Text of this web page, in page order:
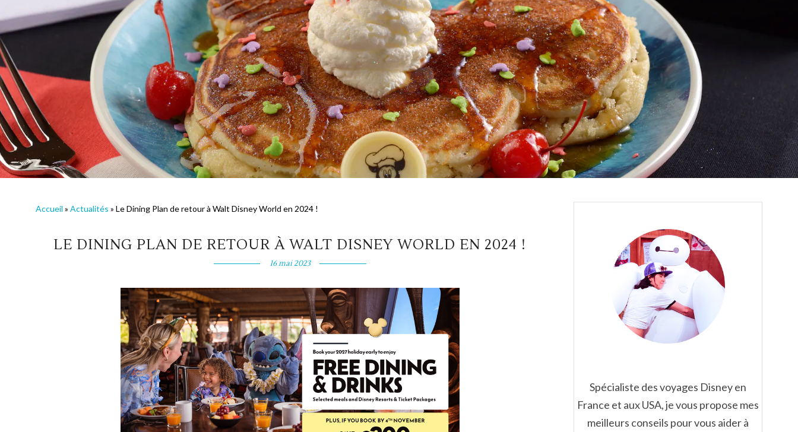
Accueil » Actualités » Le Dining Plan de retour à Walt Disney World en 2024 !
LE DINING PLAN DE RETOUR À WALT DISNEY WORLD EN 2024 !
16 mai 2023
Spécialiste des voyages Disney en
France et aux USA, je vous propose mes
meilleurs conseils pour vous aider à